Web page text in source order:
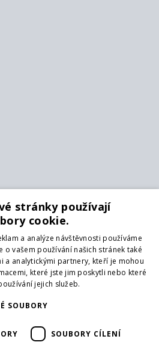
stránky používají
cookie.
a analýze návštěvnosti používáme
o vašem používání našich stránek také
a analytickými partnery, kteří je mohou
které jste jim poskytli nebo které
jejich služeb.
SOUBORY
SOUBORY CÍLENÍ